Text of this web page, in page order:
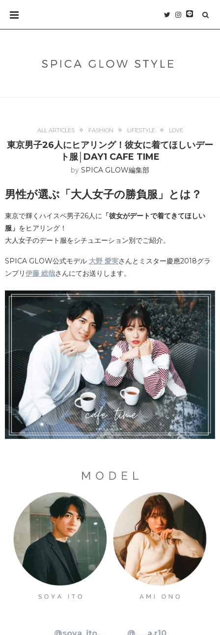
ALL ARTICLES FASHION LIFESTYLE LOVE
東京男子26人にヒアリング！彼女に着てほしいデー
ト服│DAY1 CAFE TIME
by SPICA GLOW編集部
男性が選ぶ「大人女子の勝負服」とは？
東京で輝くハイスペ男子26人に 「彼女がデートで着てきてほしい
服」 をヒアリング！
大人女子のデート服をシチュエーション別でご紹介。
SPICA GLOW公式モデル 大野 愛実さんとミスター慶應2018グラ
ンプリ伊藤 総哉さんにてお送りします。